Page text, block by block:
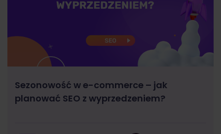
Sezonowość w e-commerce – jak
planować SEO z wyprzedzeniem?